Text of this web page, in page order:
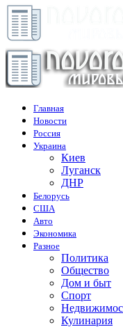
Главная
Новости
Россия
Украина
Киев
Луганск
ДНР
Белорусь
США
Авто
Экономика
Разное
Политика
Общество
Дом и быт
Спорт
Кулинария